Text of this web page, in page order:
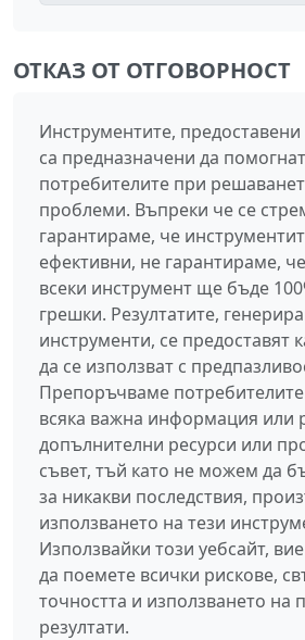
ОТКАЗ ОТ ОТГОВОРНОСТ
Инструментите, предоставени
са предназначени да
потребителите при
проблеми. Въпреки че се
гарантираме, че
ефективни, не гарантираме,
всеки инструмент ще бъде
грешки. Резултатите,
инструменти, се предоставят
да се използват с
Препоръчваме
всяка важна информация или
допълнителни ресурси или
съвет, тъй като не можем да
за никакви последствия,
използването на тези
Използвайки този уебсайт,
да поемете всички рискове,
точността и използването на
резултати.